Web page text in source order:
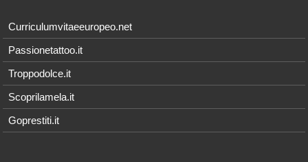
Curriculumvitaeeuropeo.net
Passionetattoo.it
Troppodolce.it
Scoprilamela.it
Goprestiti.it